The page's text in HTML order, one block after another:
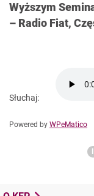
Wyższym
– Radio Fiat,
Słuchaj:
Powered by WPeMatico